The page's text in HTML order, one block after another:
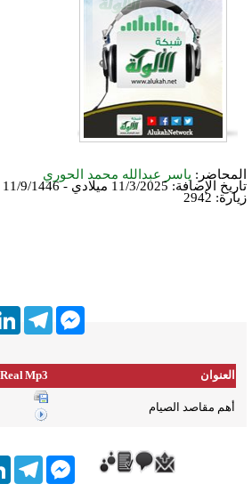
المحاضر: ياسر عبدالله محمد الحوري
تاريخ الإضافة:11/3/2025 ميلادي - 11/9/1446 هجري
زيارة: 2942
Messenger
العنوان Mp3
Real
أهم مقاصد الصيام
Messenger